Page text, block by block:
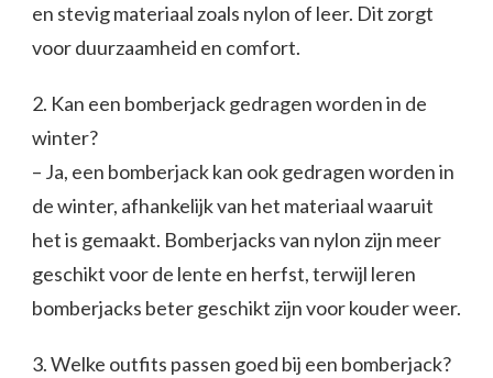
en stevig materiaal zoals nylon of leer. Dit zorgt
voor duurzaamheid en comfort.
2. Kan een bomberjack gedragen worden in de
winter?
– Ja, een bomberjack kan ook gedragen worden in
de winter, afhankelijk van het materiaal waaruit
het is gemaakt. Bomberjacks van nylon zijn meer
geschikt voor de lente en herfst, terwijl leren
bomberjacks beter geschikt zijn voor kouder weer.
3. Welke outfits passen goed bij een bomberjack?